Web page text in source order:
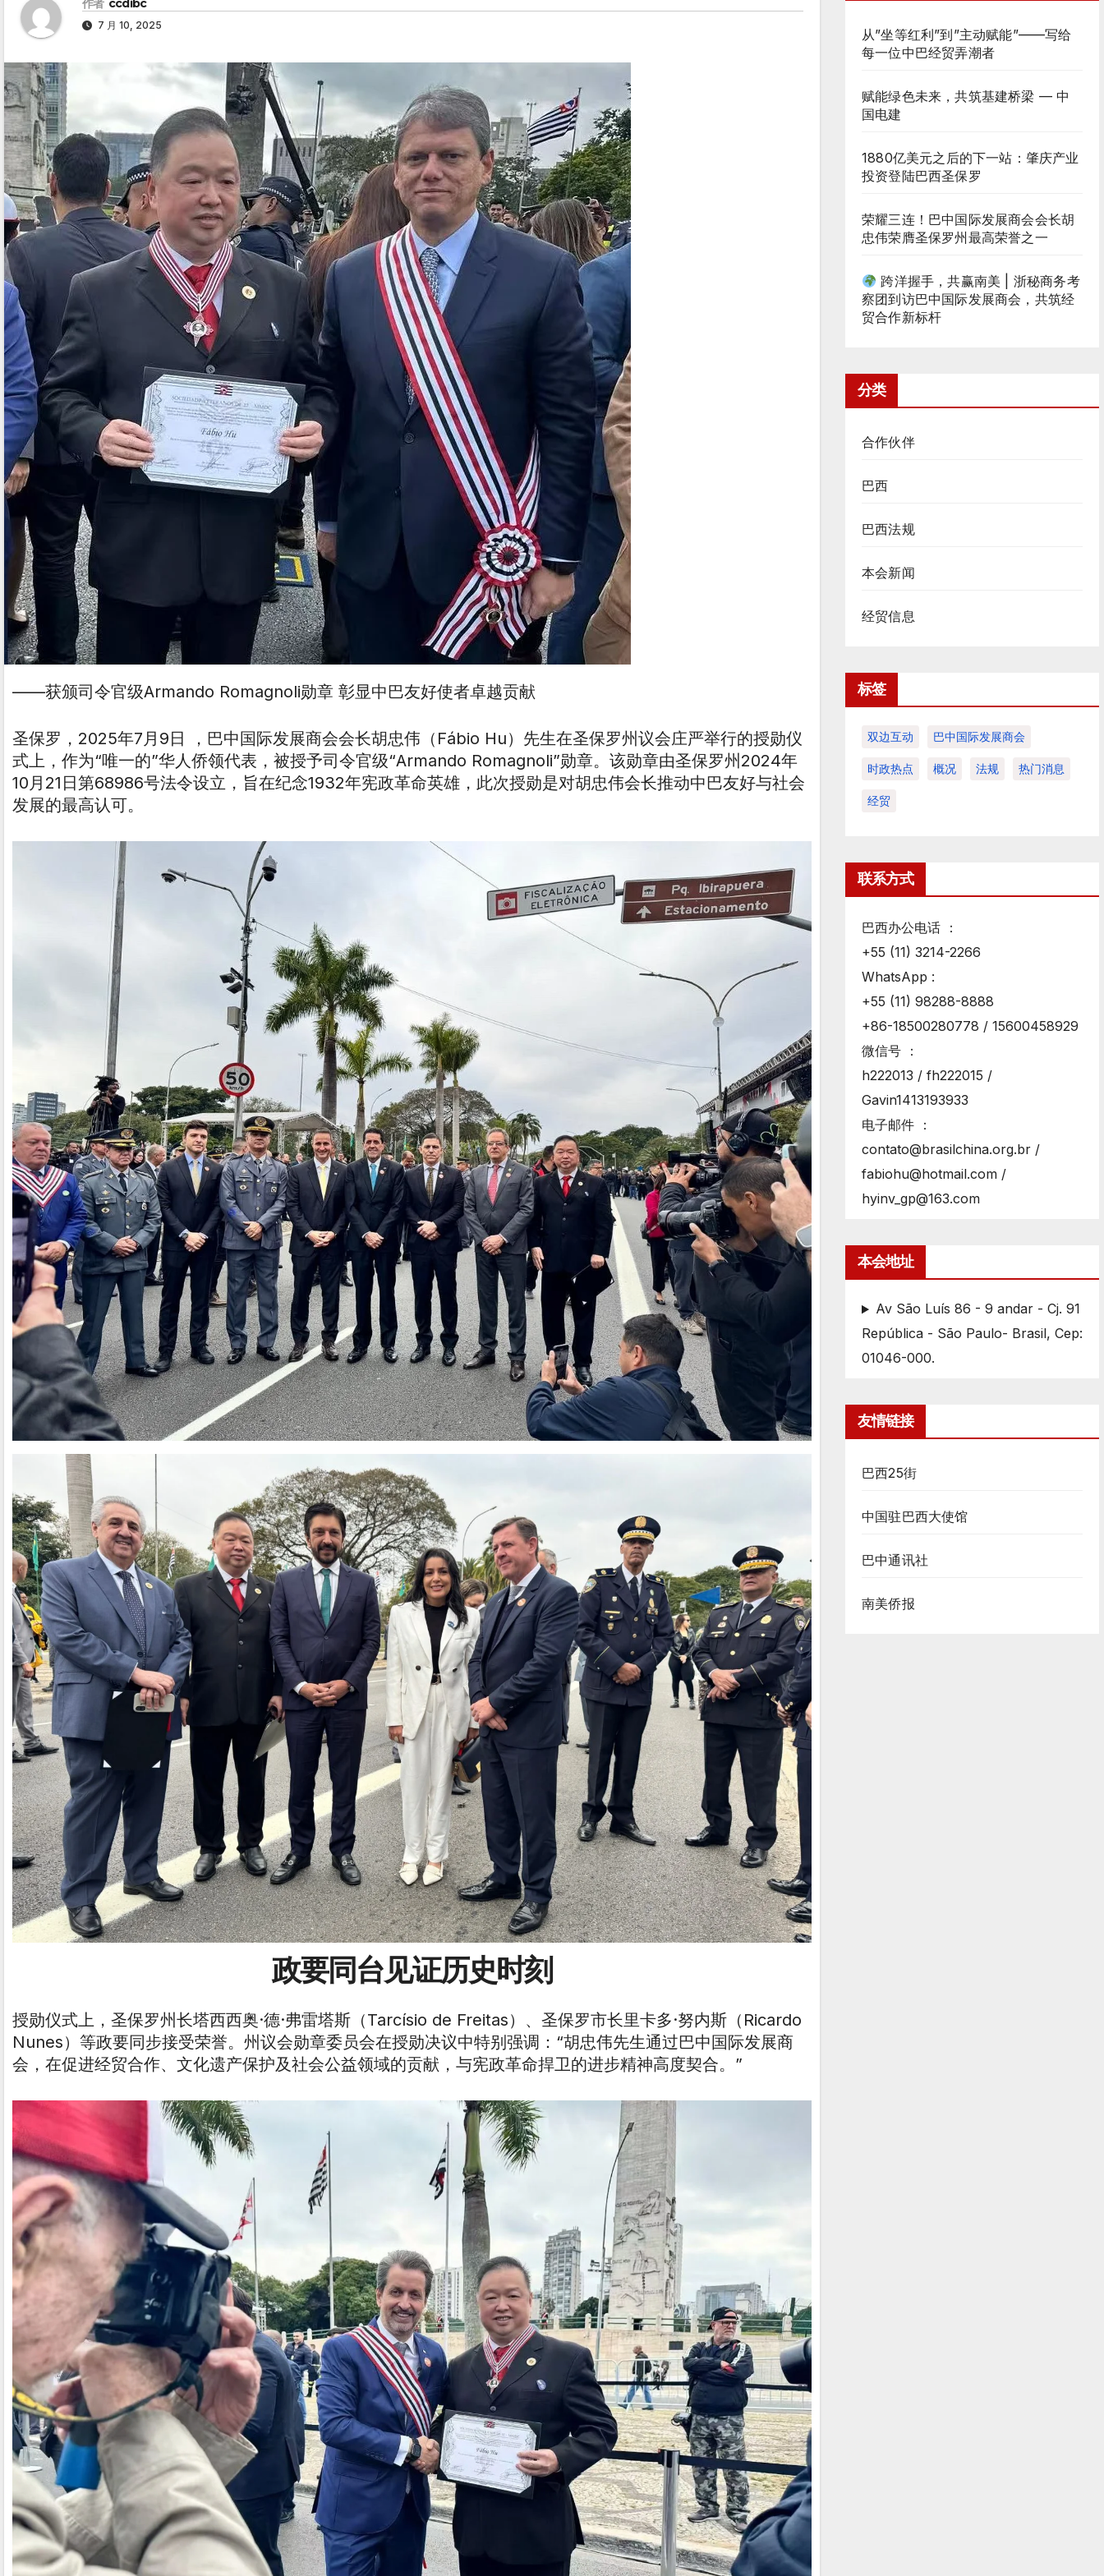
作者 ccdibc
7 月 10, 2025
——获颁司令官级Armando Romagnoli勋章 彰显中巴友好使者卓越贡献​​
​​圣保罗，2025年7月9日​​ ，巴中国际发展商会会长胡忠伟（Fábio Hu）先生在圣保罗州议会庄严举行的授勋仪
式上，作为“唯一的”华人侨领代表，被授予司令官级“Armando Romagnoli”勋章。该勋章由圣保罗州2024年
10月21日第68986号法令设立，旨在纪念1932年宪政革命英雄，此次授勋是对胡忠伟会长推动中巴友好与社会
发展的最高认可。
​​政要同台见证历史时刻​​
授勋仪式上，圣保罗州长塔西西奥·德·弗雷塔斯（Tarcísio de Freitas）、圣保罗市长里卡多·努内斯（Ricardo
Nunes）等政要同步接受荣誉。州议会勋章委员会在授勋决议中特别强调：“胡忠伟先生通过巴中国际发展商
会，在促进经贸合作、文化遗产保护及社会公益领域的贡献，与宪政革命捍卫的进步精神高度契合。”
从”坐等红利”到”主动赋能”——写给
每一位中巴经贸弄潮者
赋能绿色未来，共筑基建桥梁 — 中
国电建
1880亿美元之后的下一站：肇庆产业
投资登陆巴西圣保罗
荣耀三连！巴中国际发展商会会长胡
忠伟荣膺圣保罗州最高荣誉之一
跨洋握手，共赢南美 | 浙秘商务考
察团到访巴中国际发展商会，共筑经
贸合作新标杆
分类
合作伙伴
巴西
巴西法规
本会新闻
经贸信息
标签
双边互动 巴中国际发展商会
时政热点 概况 法规 热门消息
经贸
联系方式
巴西办公电话 ：
+55 (11) 3214-2266
WhatsApp :
+55 (11) 98288-8888
+86-18500280778 / 15600458929
微信号 ：
h222013 / fh222015 /
Gavin1413193933
电子邮件 ：
contato@brasilchina.org.br /
fabiohu@hotmail.com /
hyinv_gp@163.com
本会地址
Av São Luís 86 - 9 andar - Cj. 91
República - São Paulo- Brasil, Cep:
01046-000.
友情链接
巴西25街
中国驻巴西大使馆
巴中通讯社
南美侨报